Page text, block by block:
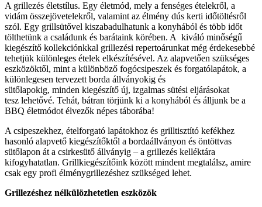
A grillezés életstílus. Egy életmód, mely a fenséges ételekről, a
vidám összejövetelekről, valamint az élmény dús kerti időtöltésről
szól. Egy grillsütővel kiszabadulhatunk a konyhából és több időt
tölthetünk a családunk és barátaink körében. A kiváló minőségű
kiegészítő kollekciónkkal grillezési repertoárunkat még érdekesebbé
tehetjük különleges ételek elkészítésével. Az alapvetően szükséges
eszközöktől, mint a különböző fogócsipeszek és forgatólapátok, a
különlegesen tervezett borda állványokig és
sütőlapokig, minden kiegészítő új, izgalmas sütési eljárásokat
tesz lehetővé. Tehát, bátran törjünk ki a konyhából és álljunk be a
BBQ életmódot élvezők népes táborába!
A csipeszekhez, ételforgató lapátokhoz és grilltisztító kefékhez
hasonló alapvető kiegészítőktől a bordaállványon és öntöttvas
sütőlapon át a csirkesütő állványig – a grillezés kelléktára
kifogyhatatlan. Grillkiegészítőink között mindent megtalálsz, amire
csak egy profi élménygrillezéshez szükséged lehet.
Grillezéshez nélkülözhetetlen eszközök